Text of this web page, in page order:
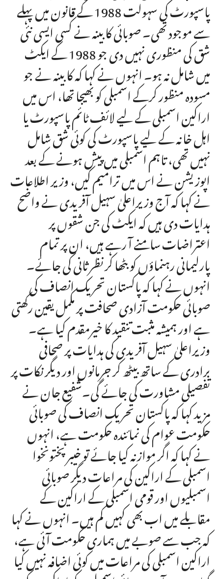
پاسپورٹ کی سہولت 1988 کے قانون میں پہلے
سے موجود تھی۔ صوبائی کابینہ نے کسی ایسی نئی
شق کی منظوری نہیں دی جو 1988 کے ایکٹ
میں شامل نہ ہو۔ انہوں نے کہا کہ کابینہ نے جو
مسودہ منظور کرکے اسمبلی کو بھیجا تھا، اس میں
اراکین اسمبلی کے لیے لائف ٹائم پاسپورٹ یا
اہل خانہ کے لیے پاسپورٹ کی کوئی شق شامل
نہیں تھی، تاہم اسمبلی میں پیش ہونے کے بعد
اپوزیشن نے اس میں ترامیم کیں، وزیر اطلاعات
نے کہا کہ آج وزیراعلیٰ سہیل آفریدی نے واضح
ہدایات دی ہیں کہ ایکٹ کی جن شقوں پر
اعتراضات سامنے آ رہے ہیں، ان پر تمام
پارلیمانی رہنماؤں کو بٹھا کر نظرثانی کی جائے۔
انہوں نے کہا کہ پاکستان تحریک انصاف کی
صوبائی حکومت آزادی صحافت پر مکمل یقین رکھتی
ہے اور ہمیشہ مثبت تنقید کا خیرمقدم کیا ہے۔
وزیراعلیٰ سہیل آفریدی کی ہدایات پر صحافی
برادری کے ساتھ بیٹھ کر جرمانوں اور دیگر نکات پر
تفصیلی مشاورت کی جائے گی۔شفیع جان نے
مزید کہا کہ پاکستان تحریک انصاف کی صوبائی
حکومت عوام کی نمائندہ حکومت ہے، انہوں
نے کہا کہ اگر موازنہ کیا جائے تو خیبرپختونخوا
اسمبلی کے اراکین کی مراعات دیگر صوبائی
اسمبلیوں اور قومی اسمبلی کے اراکین کے
مقابلے میں اب بھی کہیں کم ہیں۔ انہوں نے کہا
کہ جب سے صوبے میں ہماری حکومت آئی ہے،
اراکین اسمبلی کی مراعات میں کوئی اضافہ نہیں کیا